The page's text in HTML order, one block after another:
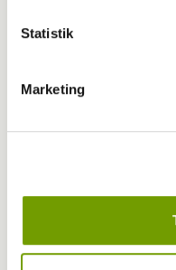
Statistik
Marketing
Træning
5 nemme idéer